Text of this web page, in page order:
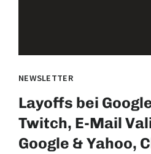
NEWSLETTER
Layoffs bei
Twitch, E-Mail
Google & Yahoo,